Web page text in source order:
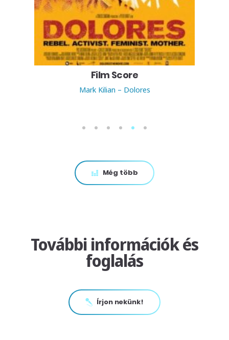
Film Score
Rob Lane – Beowulf
1 2 3 4 5 6
Még több
További információk és
foglalás
Írjon nekünk!